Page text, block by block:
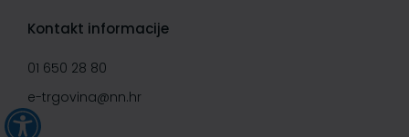
Kontakt informacije
01 650 28 80
e-trgovina@nn.hr